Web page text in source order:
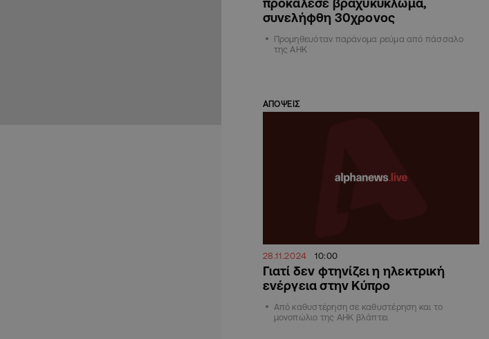
προκάλεσε βραχυκύκλωμα,
συνελήφθη 30χρονος
Προμηθευόταν παράνομα ρεύμα από πάσσαλο
της ΑΗΚ
ΑΠΟΨΕΙΣ
28.11.2024 10:00
Γιατί δεν φτηνίζει η ηλεκτρική
ενέργεια στην Κύπρο
Από καθυστέρηση σε καθυστέρηση και το
μονοπώλιο της ΑΗΚ βλάπτει